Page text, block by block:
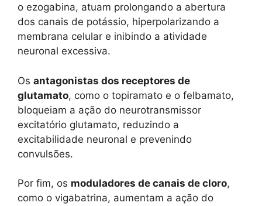
o ezogabina, atuam prolongando a abertura
dos canais de potássio, hiperpolarizando a
membrana celular e inibindo a atividade
neuronal excessiva.
Os antagonistas dos receptores de
glutamato, como o topiramato e o felbamato,
bloqueiam a ação do neurotransmissor
excitatório glutamato, reduzindo a
excitabilidade neuronal e prevenindo
convulsões.
Por fim, os moduladores de canais de cloro,
como o vigabatrina, aumentam a ação do